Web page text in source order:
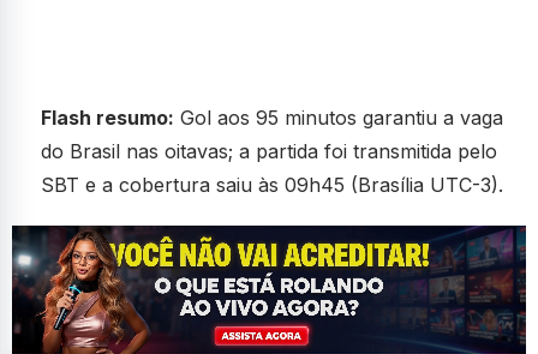
Flash resumo: Gol aos 95 minutos garantiu a vaga
do Brasil nas oitavas; a partida foi transmitida pelo
SBT e a cobertura saiu às 09h45 (Brasília UTC-3).